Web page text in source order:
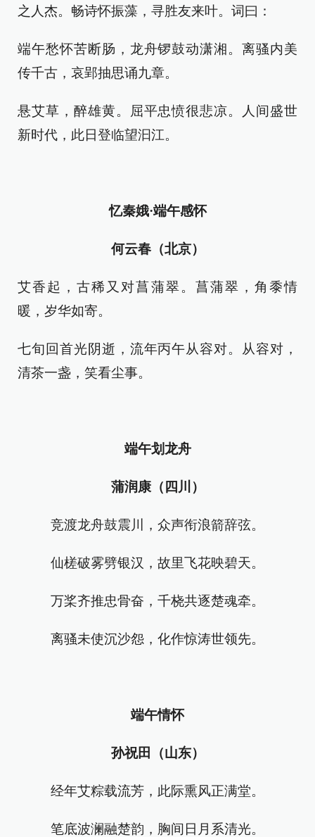
之人杰。畅诗怀振藻，寻胜友来叶。词曰：
端午愁怀苦断肠，龙舟锣鼓动潇湘。离骚内美
传千古，哀郢抽思诵九章。
悬艾草，醉雄黄。屈平忠愤很悲凉。人间盛世
新时代，此日登临望汩江。
忆秦娥·端午感怀
何云春（北京）
艾香起，古稀又对菖蒲翠。菖蒲翠，角黍情
暖，岁华如寄。
七旬回首光阴逝，流年丙午从容对。从容对，
清茶一盏，笑看尘事。
端午划龙舟
蒲润康（四川）
竞渡龙舟鼓震川，众声衔浪箭辞弦。
仙槎破雾劈银汉，故里飞花映碧天。
万桨齐推忠骨奋，千桡共逐楚魂牵。
离骚未使沉沙怨，化作惊涛世领先。
端午情怀
孙祝田（山东）
经年艾粽载流芳，此际熏风正满堂。
笔底波澜融楚韵，胸间日月系清光。